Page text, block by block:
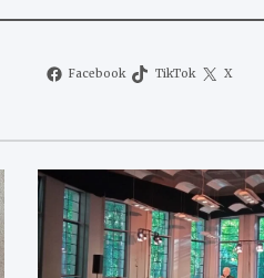
Facebook TikTok X